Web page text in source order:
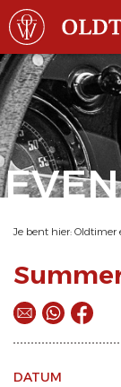
Je bent hier: Oldtimer
DATUM